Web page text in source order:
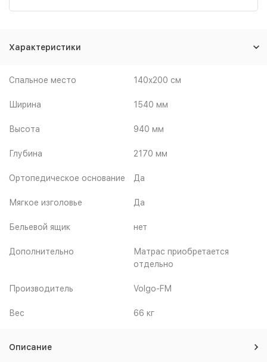
Характеристики
Спальное место 140x200 см
Ширина 1540 мм
Высота 940 мм
Глубина 2170 мм
Ортопедическое основание Да
Мягкое изголовье Да
Бельевой ящик нет
Дополнительно
Матрас приобретается
отдельно
Производитель Volgo-FM
Вес 66 кг
Описание